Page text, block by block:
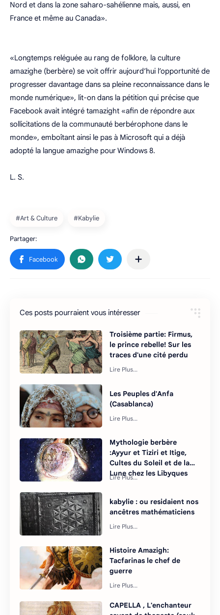
Nord et dans la zone saharo-sahélienne mais, aussi, en
France et même au Canada».
«Longtemps reléguée au rang de folklore, la culture
amazighe (berbère) se voit offrir aujourd’hui l’opportunité de
progresser davantage dans sa pleine reconnaissance dans le
monde numérique», lit-on dans la pétition qui précise que
Facebook avait intégré tamazight «afin de répondre aux
sollicitations de la communauté berbérophone dans le
monde», emboîtant ainsi le pas à Microsoft qui a déjà
adopté la langue amazighe pour Windows 8.
L. S.
Ces posts pourraient vous intéresser
Troisième partie: Firmus,
le prince rebelle! Sur les
traces d'une cité perdu
Les Peuples d'Anfa
(Casablanca)
Mythologie berbère
:Ayyur et Tiziri et Itige,
Cultes du Soleil et de la
Lune chez les Libyques
kabylie : ou residaient nos
ancêtres mathématiciens
Histoire Amazigh:
Tacfarinas le chef de
guerre
CAPELLA , L'enchanteur